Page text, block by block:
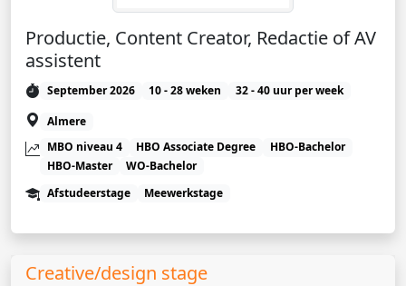
Productie, Content Creator, Redactie of AV
assistent
September 2026 10 - 28 weken
32 - 40 uur per week
Almere
MBO niveau 4
HBO Associate Degree
HBO-Bachelor
HBO-Master
WO-Bachelor
Afstudeerstage
Meewerkstage
Creative/design stage